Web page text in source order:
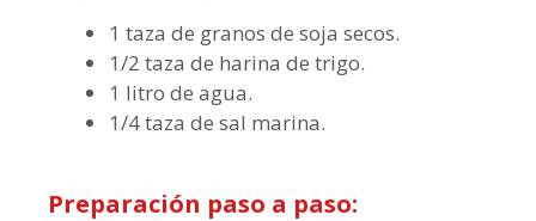
1 taza de granos de soja secos.
1/2 taza de harina de trigo.
1 litro de agua.
1/4 taza de sal marina.
Preparación paso a paso: